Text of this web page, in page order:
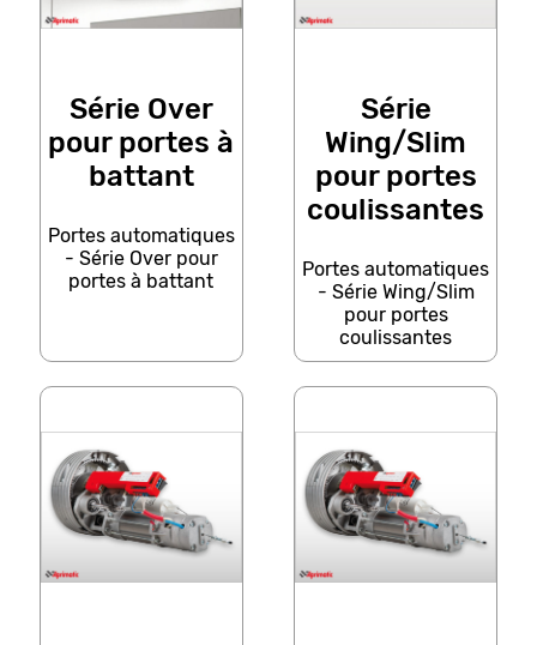
Série Over
pour portes à
battant
Portes automatiques
- Série Over pour
portes à battant
Série
Wing/Slim
pour portes
coulissantes
Portes automatiques
- Série Wing/Slim
pour portes
coulissantes